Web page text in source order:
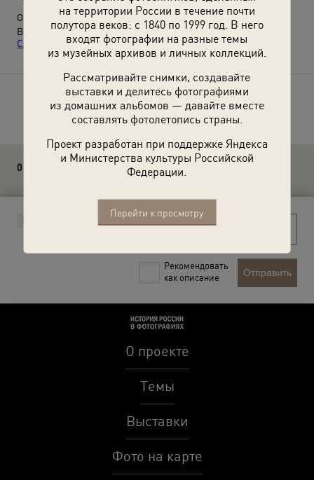
на территории России в течение почти
полутора веков: с 1840 по 1999 год. В него
входят фотографии на разные темы
из музейных архивов и личных коллекций.
Рассматривайте снимки, создавайте
выставки и делитесь фотографиями
из домашних альбомов — давайте вместе
составлять фотолетопись страны.
Проект разработан при поддержке Яндекса
и Министерства культуры Российской
Федерации.
Перейти к просмотру
О фотографии:
Выставка«Екатерина Максимова. "Самая молодая прима.
Самая юная Жизель"»с этой фотографией.
Расскажите друзьям об этом фото
0 комментариев
Рекомендовать
как описание
Отправить
О проекте
Темы
Выставки
Фото на карте